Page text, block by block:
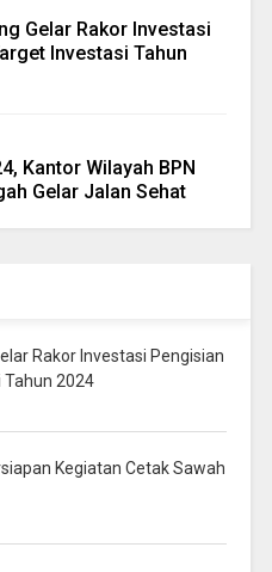
Gelar Rakor Investasi
Investasi Tahun
Kantor Wilayah BPN
Gelar Jalan Sehat
Rakor Investasi Pengisian
Tahun 2024
Kegiatan Cetak Sawah